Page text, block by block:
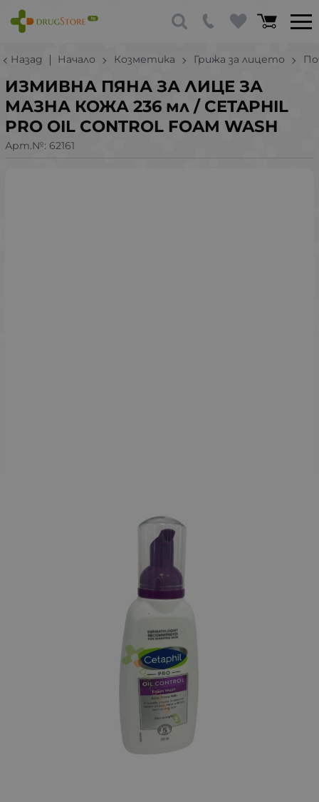
Назад Начало Козметика Грижа за лицето
ИЗМИВНА ПЯНА ЗА ЛИЦЕ ЗА
МАЗНА КОЖА 236 мл / CETAPHIL
PRO OIL CONTROL FOAM WASH
Арт.№: 62161